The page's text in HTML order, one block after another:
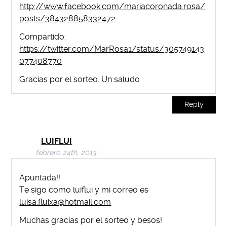
http://www.facebook.com/mariacoronada.rosa/
posts/384328858332472
Compartido:
https://twitter.com/MarRosa1/status/305749143
077408770
Gracias por el sorteo. Un saludo
Reply
LUIFLUI
febrero 24th, 2013
Apuntada!!
Te sigo como luiflui y mi correo es
luisa.fluixa@hotmail.com
Muchas gracias por el sorteo y besos!